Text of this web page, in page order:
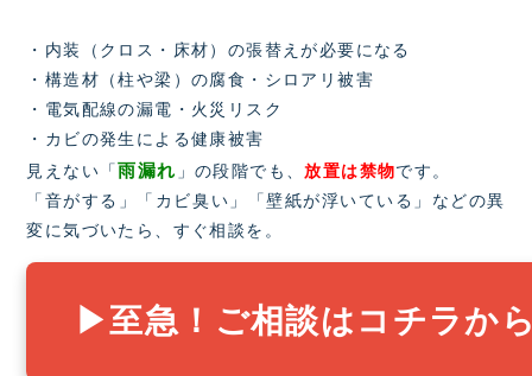
・内装（クロス・床材）の張替えが必要になる
・構造材（柱や梁）の腐食・シロアリ被害
・電気配線の漏電・火災リスク
・カビの発生による健康被害
見えない「雨漏れ 」の段階でも、放置は禁物です。
「音がする」「カビ臭い」「壁紙が浮いている」などの異
変に気づいたら、すぐ相談を。
▶至急！ご相談はコチラか